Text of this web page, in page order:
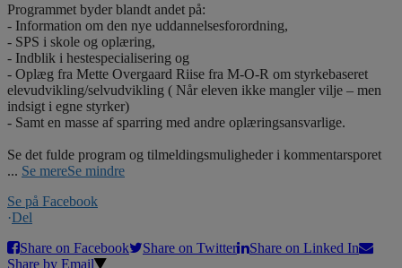
Programmet byder blandt andet på:
- Information om den nye uddannelsesforordning,
- SPS i skole og oplæring,
- Indblik i hestespecialisering og
- Oplæg fra Mette Overgaard Riise fra M-O-R om styrkebaseret
elevudvikling/selvudvikling ( Når eleven ikke mangler vilje – men
indsigt i egne styrker)
- Samt en masse af sparring med andre oplæringsansvarlige.
Se det fulde program og tilmeldingsmuligheder i kommentarsporet
... Se mereSe mindre
Se på Facebook
·Del
Share on Facebook
Share on Twitter
Share on Linked In
Share by Email